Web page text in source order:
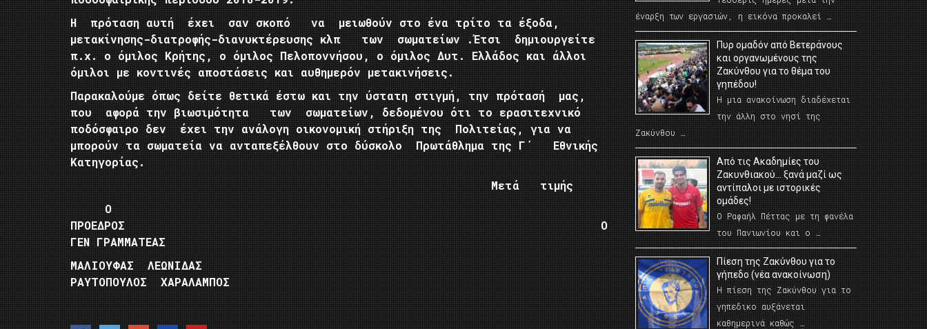
Η πρόταση αυτή έχει σαν σκοπό να μειωθούν στο ένα τρίτο τα έξοδα,
μετακίνησης-διατροφής-διανυκτέρευσης κλπ των σωματείων .Έτσι δημιουργείτε
π.χ. ο όμιλος Κρήτης, ο όμιλος Πελοποννήσου, ο όμιλος Δυτ. Ελλάδος και άλλοι
όμιλοι με κοντινές αποστάσεις και αυθημερόν μετακινήσεις.
Παρακαλούμε όπως δείτε θετικά έστω και την ύστατη στιγμή, την πρότασή μας,
που αφορά την βιωσιμότητα των σωματείων, δεδομένου ότι το ερασιτεχνικό
ποδόσφαιρο δεν έχει την ανάλογη οικονομική στήριξη της Πολιτείας, για να
μπορούν τα σωματεία να ανταπεξέλθουν στο δύσκολο Πρωτάθλημα της Γ΄ Εθνικής
Κατηγορίας.
Μετά τιμής
Ο
ΠΡΟΕΔΡΟΣ Ο
ΓΕΝ ΓΡΑΜΜΑΤΕΑΣ
ΜΑΛΙΟΥΦΑΣ ΛΕΩΝΙΔΑΣ
ΡΑΥΤΟΠΟΥΛΟΣ ΧΑΡΑΛΑΜΠΟΣ
έναρξη των εργασιών, η εικόνα προκαλεί …
Πυρ ομαδόν από Βετεράνους
και οργανωμένους της
Ζακύνθου για το θέμα του
γηπέδου!
Η μια ανακοίνωση διαδέχεται
την άλλη στο νησί της
Ζακύνθου …
Από τις Ακαδημίες του
Ζακυνθιακού… ξανά μαζί ως
αντίπαλοι με ιστορικές
ομάδες!
Ο Ραφαήλ Πέττας με τη φανέλα
του Πανιωνίου και ο …
Πίεση της Ζακύνθου για το
γήπεδο (νέα ανακοίνωση)
Η πίεση της Ζακύνθου για το
γηπεδικο αυξάνεται
καθημερινά καθώς …